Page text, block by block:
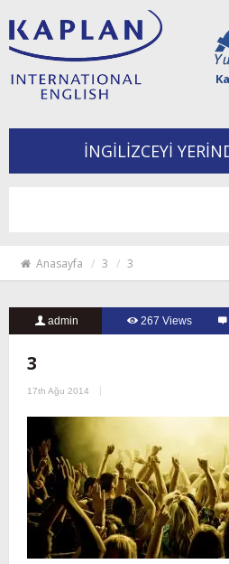
İNGİLİZCEYİ
Anasayfa 3 3
admin 267 Views
3
17th Ağu 2014